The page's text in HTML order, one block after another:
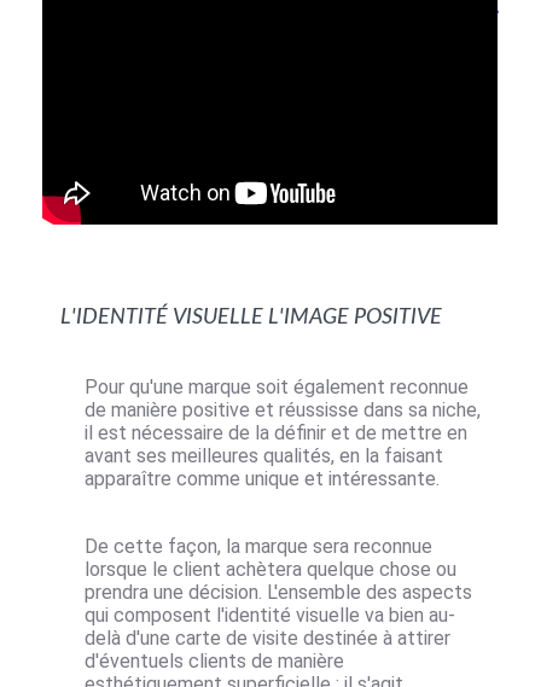
l'identité visuelle l'image positive
Pour qu'une marque soit également reconnue
de manière positive et réussisse dans sa niche,
il est nécessaire de la définir et de mettre en
avant ses meilleures qualités, en la faisant
apparaître comme unique et intéressante.
De cette façon, la marque sera reconnue
lorsque le client achètera quelque chose ou
prendra une décision. L'ensemble des aspects
qui composent l'identité visuelle va bien au-
delà d'une carte de visite destinée à attirer
d'éventuels clients de manière